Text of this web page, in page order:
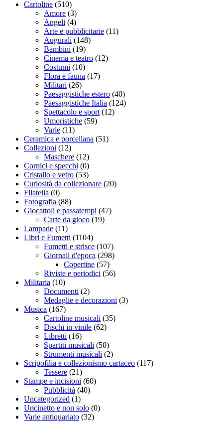
Cartoline (510)
Amore (3)
Angeli (4)
Arte e pubblicitarie (11)
Augurali (148)
Bambini (19)
Cinema e teatro (12)
Costumi (10)
Flora e fauna (17)
Militari (26)
Paesaggistiche estero (40)
Paesaggistiche Italia (124)
Spettacolo e sport (12)
Umoristiche (59)
Varie (11)
Ceramica e porcellana (51)
Collezioni (12)
Maschere (12)
Cornici e specchi (0)
Cristallo e vetro (53)
Curiosità da collezionare (20)
Filatelia (0)
Fotografia (88)
Giocattoli e passatempi (47)
Carte da gioco (19)
Lampade (11)
Libri e Fumetti (1104)
Fumetti e strisce (107)
Giornali d'epoca (298)
Copertine (57)
Riviste e periodici (56)
Militaria (10)
Documenti (2)
Medaglie e decorazioni (3)
Musica (167)
Cartoline musicali (35)
Dischi in vinile (62)
Libretti (16)
Spartiti musicali (50)
Strumenti musicali (2)
Scripofilia e collezionismo cartaceo (117)
Tessere (21)
Stampe e incisioni (60)
Pubblicità (40)
Uncategorized (1)
Uncinetto e non solo (0)
Varie antiquariato (32)